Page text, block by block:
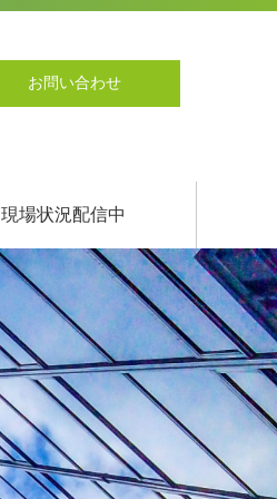
お問い合わせ
現場状況配信中